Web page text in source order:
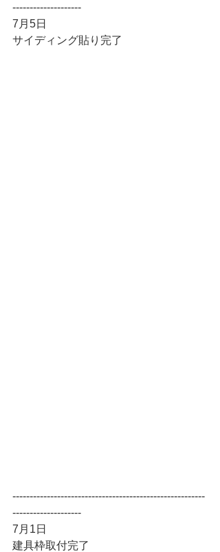
--------------------
7月5日
サイディング貼り完了
--------------------------------------------------------
--------------------
7月1日
建具枠取付完了